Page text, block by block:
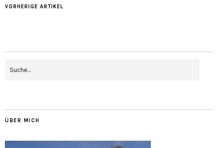
VORHERIGE ARTIKEL
ÜBER MICH